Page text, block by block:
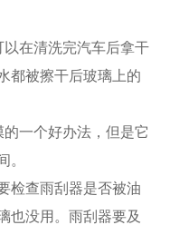
在清洗完汽车后拿干
都被擦干后玻璃上的
一个好办法，但是它
。
检查雨刮器是否被油
也没用。雨刮器要及